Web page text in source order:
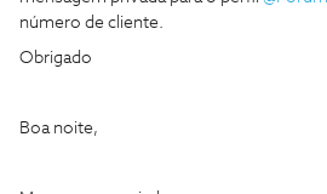
número de cliente.
Obrigado
Boa noite,